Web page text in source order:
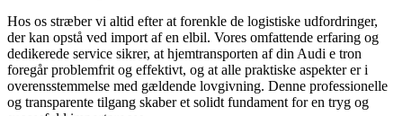
Hos os stræber vi altid efter at forenkle de logistiske udfordringer,
der kan opstå ved import af en elbil. Vores omfattende erfaring og
dedikerede service sikrer, at hjemtransporten af din Audi e tron
foregår problemfrit og effektivt, og at alle praktiske aspekter er i
overensstemmelse med gældende lovgivning. Denne professionelle
og transparente tilgang skaber et solidt fundament for en tryg og